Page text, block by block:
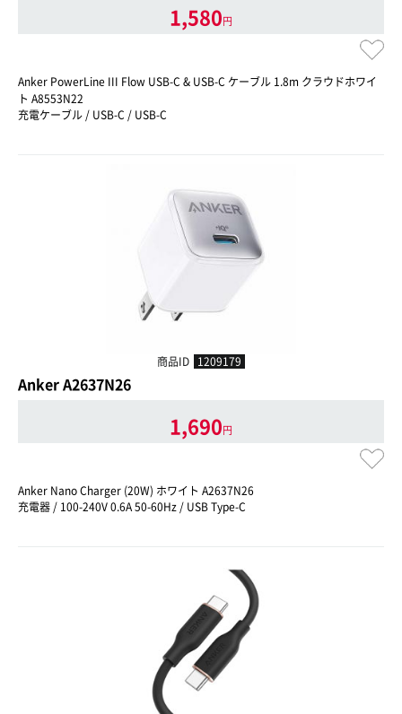
1,580円
Anker PowerLine III Flow USB-C & USB-C ケーブル 1.8m クラウドホワイ
ト A8553N22
充電ケーブル / USB-C / USB-C
商品ID 1209179
Anker A2637N26
1,690円
Anker Nano Charger (20W) ホワイト A2637N26
充電器 / 100-240V 0.6A 50-60Hz / USB Type-C